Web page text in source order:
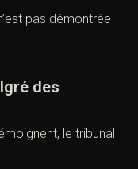
faits n’ont
pas démontrée
des